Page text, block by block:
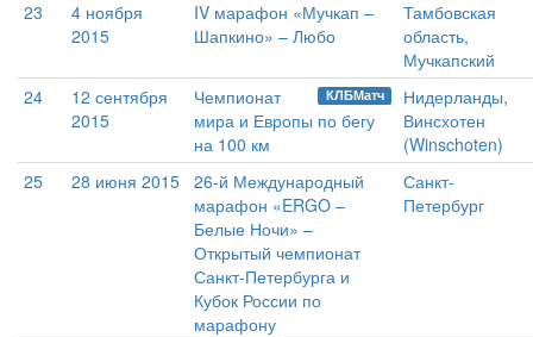
23
4 ноября
2015
IV марафон «Мучкап –
Шапкино» – Любо
Тамбовская
область,
Мучкапский
24
12 сентября
2015
КЛБМатч
Чемпионат
мира и Европы по бегу
на 100 км
Нидерланды,
Винсхотен
(Winschoten)
25
28 июня 2015 26-й Международный
марафон «ERGO –
Белые Ночи» –
Открытый чемпионат
Санкт-Петербурга и
Кубок России по
марафону
Санкт-
Петербург